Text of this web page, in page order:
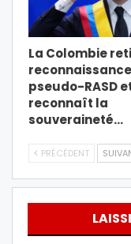
La Colombie
pseudo-RASD
reconnaît la
souveraineté…
PRÉCÉDENT